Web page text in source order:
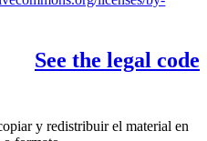
See the legal code
y redistribuir el material en